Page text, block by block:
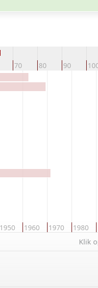
70 80 90
1950 1960 1970 1980
Klik